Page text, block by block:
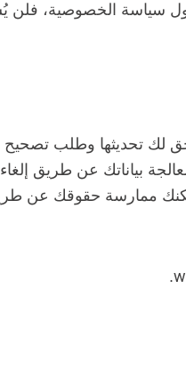
سياسة الخصوصية،
لك تحديثها وطلب تصحيح
بياناتك عن طريق
ممارسة حقوقك عن
.